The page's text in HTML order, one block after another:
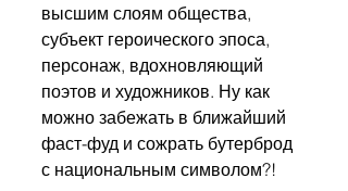
высшим слоям общества,
субъект героического эпоса,
персонаж, вдохновляющий
поэтов и художников. Ну как
можно забежать в ближайший
фаст-фуд и сожрать бутерброд
с национальным символом?!